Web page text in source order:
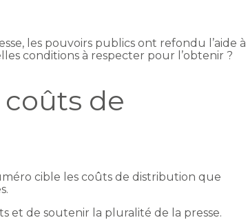
les pouvoirs publics ont refondu l’aide à
conditions à respecter pour l’obtenir ?
coûts de
cible les coûts de distribution que
et de soutenir la pluralité de la presse.